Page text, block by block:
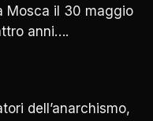
Mosca il 30 maggio
anni….
dell’anarchismo,